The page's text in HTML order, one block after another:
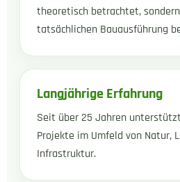
theoretisch betrachtet,
tatsächlichen Bauausführung
Langjährige Erfahrung
Seit über 25 Jahren
Projekte im Umfeld von Natur,
Infrastruktur.